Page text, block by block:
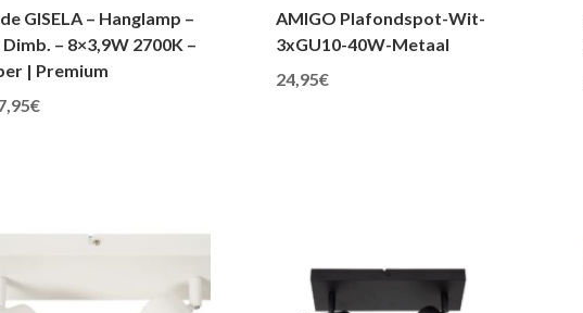
GISELA – Hanglamp –
Dimb. – 8×3,9W 2700K –
| Premium
€
AMIGO Plafondspot-Wit-
3xGU10-40W-Metaal
24,95€